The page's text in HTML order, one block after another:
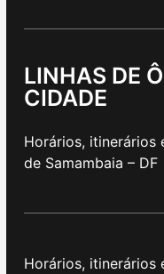
LINHAS DE
CIDADE
Horários, itinerários
de Samambaia – DF
Horários, itinerários